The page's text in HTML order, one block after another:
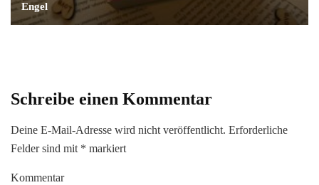
Engel
Schreibe einen Kommentar
Deine E-Mail-Adresse wird nicht veröffentlicht. Erforderliche
Felder sind mit * markiert
Kommentar